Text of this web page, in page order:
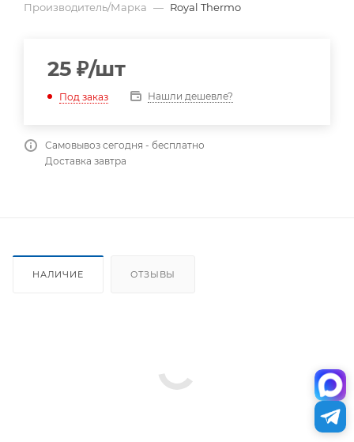
Производитель/Марка — Royal Thermo
25 ₽/шт
Под заказ Нашли дешевле?
Самовывоз сегодня - бесплатно
Доставка завтра
НАЛИЧИЕ ОТЗЫВЫ